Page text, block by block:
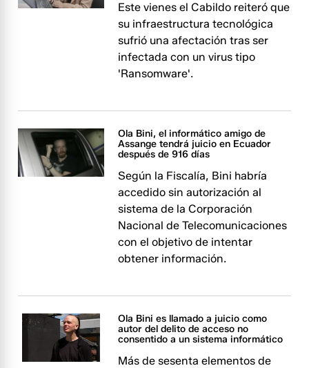
Este vienes el Cabildo reiteró que
su infraestructura tecnológica
sufrió una afectación tras ser
infectada con un virus tipo
'Ransomware'.
Ola Bini, el informático amigo de
Assange tendrá juicio en Ecuador
después de 916 días
Según la Fiscalía, Bini habría
accedido sin autorización al
sistema de la Corporación
Nacional de Telecomunicaciones
con el objetivo de intentar
obtener información.
Ola Bini es llamado a juicio como
autor del delito de acceso no
consentido a un sistema informático
Más de sesenta elementos de